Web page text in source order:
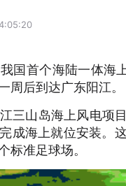
国首个海陆一体
周后到达广东阳江。
三山岛海上风电项
成海上就位安装。
标准足球场。